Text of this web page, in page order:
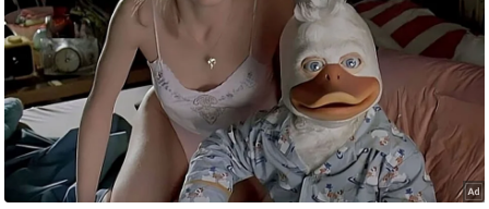
B
r
e
a
k
i
n